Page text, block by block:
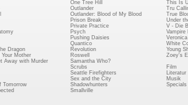
Dragon
Mother
Away with Murder
Tomorrow
One Tree Hill
Outlander
Outlander: Blood of My Blood
Prison Break
Private Practice
Psych
Pushing Daisies
Quantico
Revolution
Roswell
Samantha Who?
Scrubs
Seattle Firefighters
Sex and the City
Shadowhunters
Smallville
This Is
Tru
True
Under
V - Die
Vampire
White
Young
Zoey's
Film
Literatur
Musik
Specials